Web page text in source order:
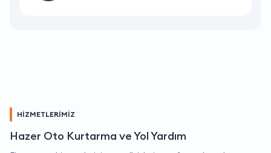
HİZMETLERİMİZ
Hazer Oto Kurtarma ve Yol Yardım